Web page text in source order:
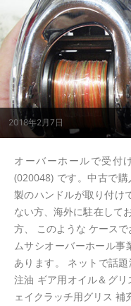
2018年2月7日
オーバーホールで受付
(020048) です。中古で
製のハンドルが取り付け
ない方、海外に駐在して
方、 このような ケースで
ムサシオーバーホール
あります。 ネットで話
注油 ギア用オイル＆グ
ェイクラッチ用グリス 補